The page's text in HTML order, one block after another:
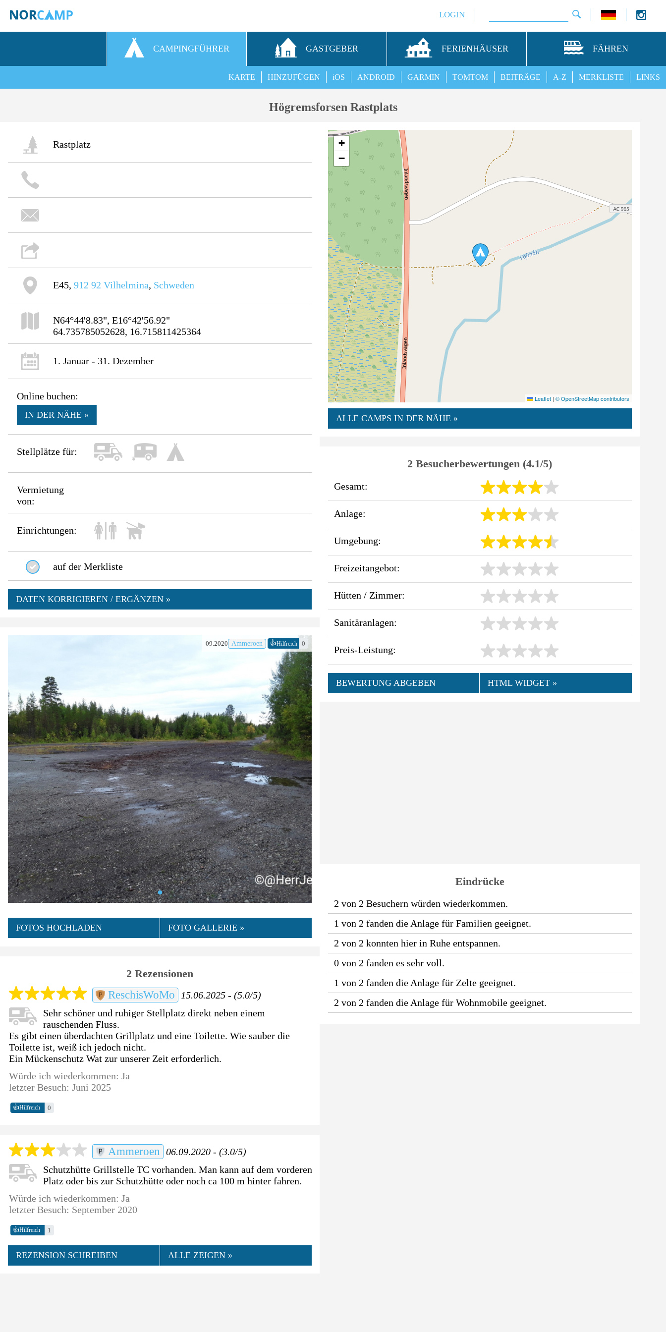
LOGIN
CAMPINGFÜHRER GASTGEBER FERIENHÄUSER FÄHREN
LINKS
MERKLISTE
A-Z
BEITRÄGE
TOMTOM
GARMIN
ANDROID
iOS
HINZUFÜGEN
KARTE
Högremsforsen Rastplats
Rastplatz
E45,912 92 Vilhelmina, Schweden
N64°44'8.83", E16°42'56.92"
64.735785052628, 16.715811425364
1. Januar - 31. Dezember
Online buchen:
IN DER NÄHE »
Stellplätze für:
Vermietung
von:
Einrichtungen:
auf der Merkliste
DATEN KORRIGIEREN / ERGÄNZEN »
09.2020 Ammeroen 👍Hilfreich 0
FOTOS HOCHLADEN FOTO GALLERIE »
2 Rezensionen
ReschisWoMo
15.06.2025 - (5.0/5)
Sehr schöner und ruhiger Stellplatz direkt neben einem
rauschenden Fluss.
Es gibt einen überdachten Grillplatz und eine Toilette. Wie sauber die
Toilette ist, weiß ich jedoch nicht.
Ein Mückenschutz Wat zur unserer Zeit erforderlich.
Würde ich wiederkommen: Ja
letzter Besuch: Juni 2025
👍Hilfreich 0
Ammeroen
06.09.2020 - (3.0/5)
Schutzhütte Grillstelle TC vorhanden. Man kann auf dem vorderen
Platz oder bis zur Schutzhütte oder noch ca 100 m hinter fahren.
Würde ich wiederkommen: Ja
letzter Besuch: September 2020
👍Hilfreich 1
REZENSION SCHREIBEN ALLE ZEIGEN »
+
−
Leaflet | © OpenStreetMap contributors
ALLE CAMPS IN DER NÄHE »
2 Besucherbewertungen (4.1/5)
Gesamt:
Anlage:
Umgebung:
Freizeitangebot:
Hütten / Zimmer:
Sanitäranlagen:
Preis-Leistung:
BEWERTUNG ABGEBEN HTML WIDGET »
Eindrücke
2 von 2 Besuchern würden wiederkommen.
1 von 2 fanden die Anlage für Familien geeignet.
2 von 2 konnten hier in Ruhe entspannen.
0 von 2 fanden es sehr voll.
1 von 2 fanden die Anlage für Zelte geeignet.
2 von 2 fanden die Anlage für Wohnmobile geeignet.